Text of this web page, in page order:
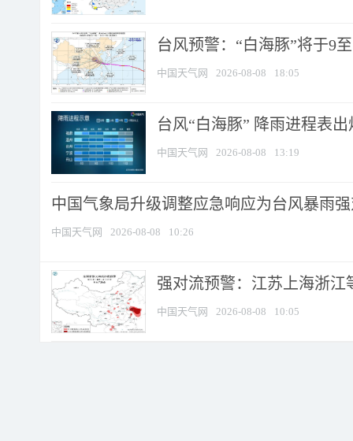
台风预警：“白海豚”将于9
中国天气网 2026-08-08 18:05
台风“白海豚” 降雨进程表
中国天气网 2026-08-08 13:19
中国气象局升级调整应急响应为台风暴雨
中国天气网 2026-08-08 10:26
强对流预警：江苏上海浙江
中国天气网 2026-08-08 10:05